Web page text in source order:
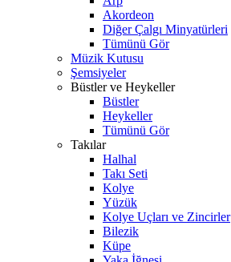
Akordeon
Diğer Çalgı Minyatürleri
Tümünü Gör
Müzik Kutusu
Şemsiyeler
Büstler ve Heykeller
Büstler
Heykeller
Tümünü Gör
Takılar
Halhal
Takı Seti
Kolye
Yüzük
Kolye Uçları ve Zincirler
Bilezik
Küpe